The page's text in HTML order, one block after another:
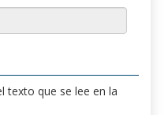
texto que se lee en la